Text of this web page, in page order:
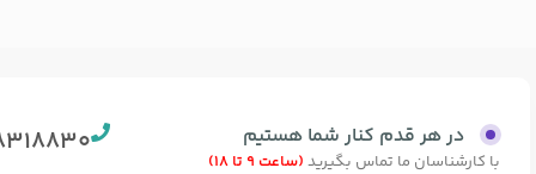
در هر قدم کنار شما هستیم
با کارشناسان ما تماس بگیرید (ساعت 9 تا 18)